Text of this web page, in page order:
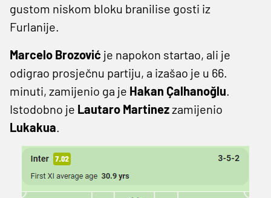
gustom niskom bloku branilise gosti iz
Furlanije.
Marcelo Brozović je napokon startao, ali je
odigrao prosječnu partiju, a izašao je u 66.
minuti, zamijenio ga je Hakan Çalhanoğlu.
Istodobno je Lautaro Martinezzamijenio
Lukakua.